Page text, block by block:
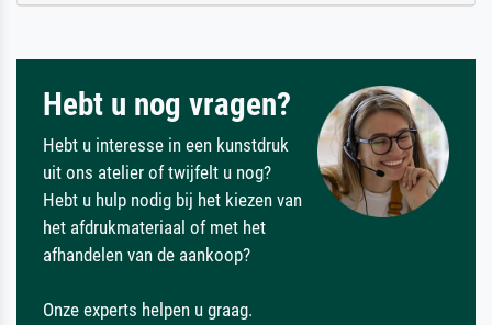
Hebt u nog vragen?
Hebt u interesse in een kunstdruk
uit ons atelier of twijfelt u nog?
Hebt u hulp nodig bij het kiezen van
het afdrukmateriaal of met het
afhandelen van de aankoop?
Onze experts helpen u graag.